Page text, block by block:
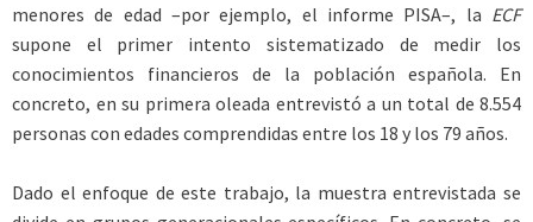
menores de edad –por ejemplo, el informe PISA–, la ECF
supone el primer intento sistematizado de medir los
conocimientos financieros de la población española. En
concreto, en su primera oleada entrevistó a un total de 8.554
personas con edades comprendidas entre los 18 y los 79 años.
Dado el enfoque de este trabajo, la muestra entrevistada se